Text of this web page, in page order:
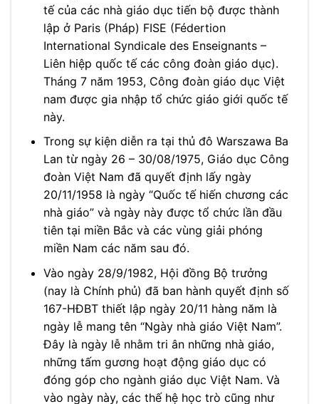
tế của các nhà giáo dục tiến bộ được thành
lập ở Paris (Pháp) FISE (Fédertion
International Syndicale des Enseignants –
Liên hiệp quốc tế các công đoàn giáo dục).
Tháng 7 năm 1953, Công đoàn giáo dục Việt
nam được gia nhập tổ chức giáo giới quốc tế
này.
Trong sự kiện diễn ra tại thủ đô Warszawa Ba
Lan từ ngày 26 – 30/08/1975, Giáo dục Công
đoàn Việt Nam đã quyết định lấy ngày
20/11/1958 là ngày “Quốc tế hiến chương các
nhà giáo” và ngày này được tổ chức lần đầu
tiên tại miền Bắc và các vùng giải phóng
miền Nam các năm sau đó.
Vào ngày 28/9/1982, Hội đồng Bộ trưởng
(nay là Chính phủ) đã ban hành quyết định số
167-HĐBT thiết lập ngày 20/11 hàng năm là
ngày lễ mang tên “Ngày nhà giáo Việt Nam”.
Đây là ngày lễ nhằm tri ân những nhà giáo,
những tấm gương hoạt động giáo dục có
đóng góp cho ngành giáo dục Việt Nam. Và
vào ngày này, các thế hệ học trò cũng như